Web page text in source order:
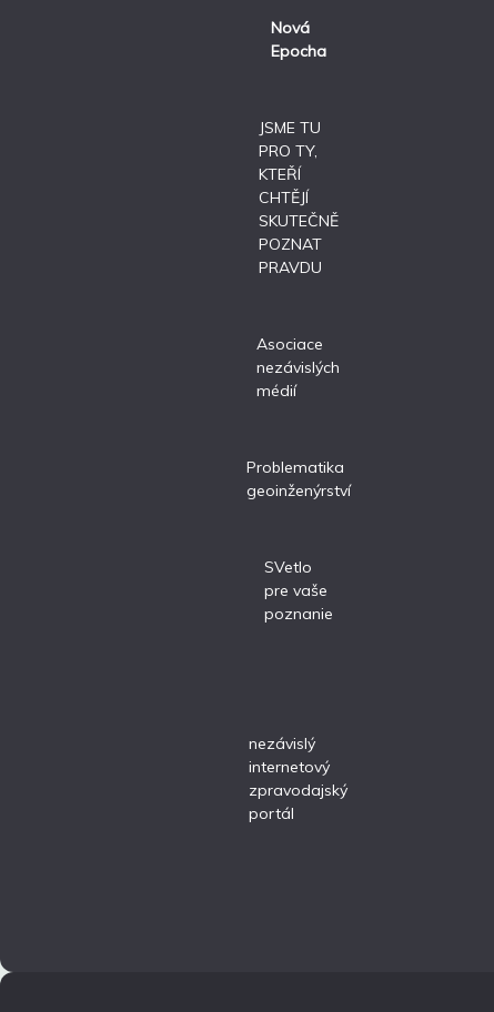
Nová
Epocha
JSME TU
PRO TY,
KTEŘÍ
CHTĚJÍ
SKUTEČNĚ
POZNAT
PRAVDU
Asociace
nezávislých
médií
Problematika
geoinženýrství
SVetlo
pre vaše
poznanie
nezávislý
internetový
zpravodajský
portál